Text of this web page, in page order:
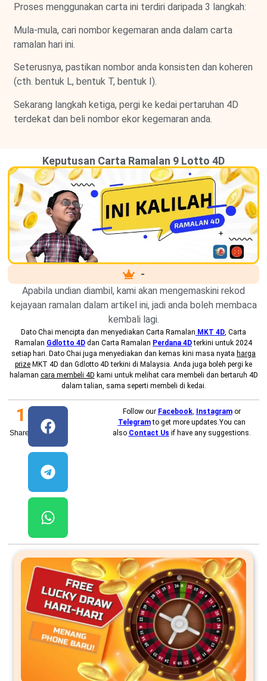
Proses menggunakan carta ini terdiri daripada 3 langkah:
Mula-mula, cari nombor kegemaran anda dalam carta
ramalan hari ini.
Seterusnya, pastikan nombor anda konsisten dan koheren
(cth. bentuk L, bentuk T, bentuk I).
Sekarang langkah ketiga, pergi ke kedai pertaruhan 4D
terdekat dan beli nombor ekor kegemaran anda.
Keputusan Carta Ramalan 9 Lotto 4D
-
Apabila undian diambil, kami akan mengemaskini rekod
kejayaan ramalan dalam artikel ini, jadi anda boleh membaca
kembali lagi.
Dato Chai mencipta dan menyediakan Carta Ramalan MKT 4D, Carta
Ramalan Gdlotto 4D dan Carta Ramalan Perdana 4Dterkini untuk 2024
setiap hari. Dato Chai juga menyediakan dan kemas kini masa nyata harga
prize MKT 4D dan Gdlotto 4D terkini di Malaysia. Anda juga boleh pergi ke
halaman cara membeli 4D kami untuk melihat cara membeli dan bertaruh 4D
dalam talian, sama seperti membeli di kedai.
Shares
1 Follow our Facebook, Instagram or
Telegramto get more updates.You can
also Contact Us if have any suggestions.